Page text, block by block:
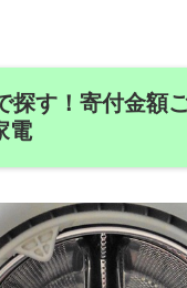
探す！寄付金額
電